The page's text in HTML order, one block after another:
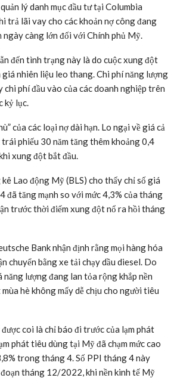
lý danh mục đầu tư tại Columbia
trả lãi vay cho các khoản nợ công đang
càng lớn đối với Chính phủ Mỹ.
đến tình trạng này là do cuộc xung đột
nhiên liệu leo thang. Chi phí năng lượng
phí đầu vào của các doanh nghiệp trên
kỷ lục.
của các loại nợ dài hạn. Lo ngại về giá cả
phiếu 30 năm tăng thêm khoảng 0,4
xung đột bắt đầu.
Lao động Mỹ (BLS) cho thấy chỉ số giá
đã tăng mạnh so với mức 4,3% của tháng
trước thời điểm xung đột nổ ra hồi tháng
Bank nhận định rằng mọi hàng hóa
chuyển bằng xe tải chạy dầu diesel. Do
năng lượng đang lan tỏa rộng khắp nền
hè không mấy dễ chịu cho người tiêu
coi là chỉ báo đi trước của lạm phát
phát tiêu dùng tại Mỹ đã chạm mức cao
trong tháng 4. Số PPI tháng 4 này
tháng 12/2022, khi nền kinh tế Mỹ